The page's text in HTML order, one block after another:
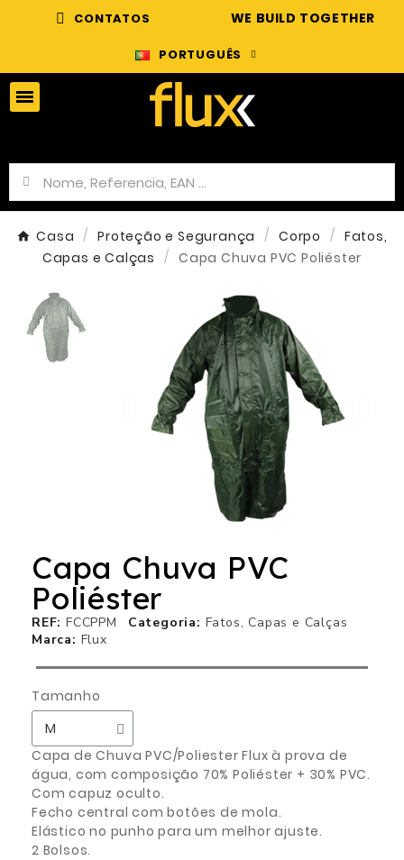
CONTATOS WE BUILD TOGETHER
PORTUGUÊS
Casa Proteção e Segurança Corpo
Fatos,
Capas e Calças
Capa Chuva PVC Poliéster
Capa Chuva PVC
Poliéster
REF FCCPPM Categoria
Fatos, Capas e Calças
Marca
Flux
Tamanho
Capa de Chuva PVC/Poliester Flux à prova de
água, com composição 70% Poliéster + 30% PVC.
Com capuz oculto.
Fecho central com botões de mola.
Elástico no punho para um melhor ajuste.
2 Bolsos.